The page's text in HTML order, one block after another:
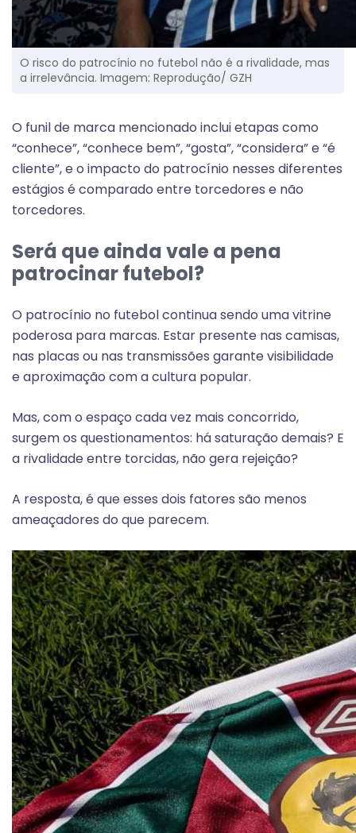
O risco do patrocínio no futebol não é a rivalidade, mas
a irrelevância. Imagem: Reprodução/ GZH
O funil de marca mencionado inclui etapas como
“conhece”, “conhece bem”, “gosta”, “considera” e “é
cliente”, e o impacto do patrocínio nesses diferentes
estágios é comparado entre torcedores e não
torcedores.
Será que ainda vale a pena
patrocinar futebol?
O patrocínio no futebol continua sendo uma vitrine
poderosa para marcas. Estar presente nas camisas,
nas placas ou nas transmissões garante visibilidade
e aproximação com a cultura popular.
Mas, com o espaço cada vez mais concorrido,
surgem os questionamentos: há saturação demais? E
a rivalidade entre torcidas, não gera rejeição?
A resposta, é que esses dois fatores são menos
ameaçadores do que parecem.